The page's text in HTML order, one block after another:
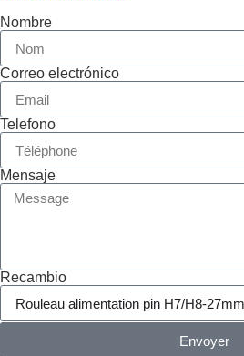
Nombre
Correo electrónico
Telefono
Mensaje
Recambio
Envoyer